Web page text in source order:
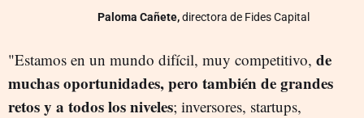
Paloma Cañete,directora de Fides Capital
"Estamos en un mundo difícil, muy competitivo, de
muchas oportunidades, pero también de grandes
retos y a todos los niveles; inversores, startups,